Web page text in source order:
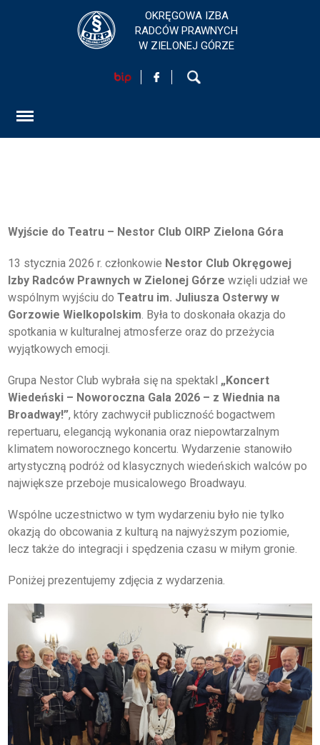
KONTAKT
EGZAMINY PRAWNICZE
DLA RADCÓW
DLA APLIKANTÓW
SZKOLENIA
KLUB SENIORA
LUBUSKIE CENTRUM
MEDIACJI
NIEODPŁATNA POMOC
GALERIA
WSPÓŁPRACA Z UZ
KSIĘGA ZNAKU
DO POBRANIA
OKRĘGOWA IZBA
RADCÓW PRAWNYCH
W ZIELONEJ GÓRZE
Wyjście do Teatru – Nestor Club OIRP Zielona Góra
13 stycznia 2026 r. członkowie Nestor Club Okręgowej
Izby Radców Prawnych w Zielonej Górze wzięli udział we
wspólnym wyjściu do Teatru im. Juliusza Osterwy w
Gorzowie Wielkopolskim. Była to doskonała okazja do
spotkania w kulturalnej atmosferze oraz do przeżycia
wyjątkowych emocji.
Grupa Nestor Club wybrała się na spektakl „Koncert
Wiedeński – Noworoczna Gala 2026 – z Wiednia na
Broadway!”, który zachwycił publiczność bogactwem
repertuaru, elegancją wykonania oraz niepowtarzalnym
klimatem noworocznego koncertu. Wydarzenie stanowiło
artystyczną podróż od klasycznych wiedeńskich walców po
największe przeboje musicalowego Broadwayu.
Wspólne uczestnictwo w tym wydarzeniu było nie tylko
okazją do obcowania z kulturą na najwyższym poziomie,
lecz także do integracji i spędzenia czasu w miłym gronie.
Poniżej prezentujemy zdjęcia z wydarzenia.